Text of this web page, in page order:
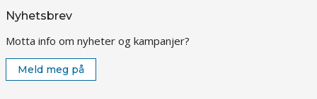
Nyhetsbrev
Motta info om nyheter og kampanjer?
Meld meg på